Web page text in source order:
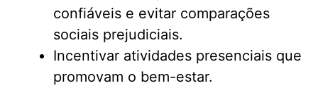
confiáveis e evitar comparações
sociais prejudiciais.
Incentivar atividades presenciais que
promovam o bem-estar.